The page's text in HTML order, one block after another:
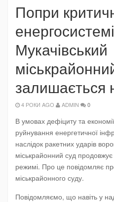
Попри
енергосистемі
Мукачівський
залишається
4 РОКИ AGO ADMIN 0
В умовах дефіциту та
руйнування енергетичної
наслідок ракетних ударів
міськрайонний суд
режимі. Про це повідомляє
міськрайонного суду.
Повідомляємо, що навіть у